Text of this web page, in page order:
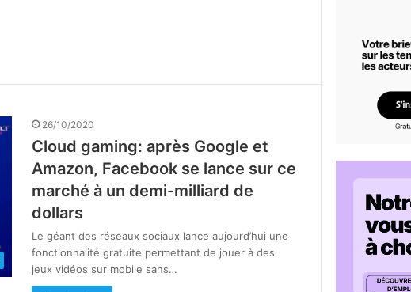
26/10/2020
Cloud gaming: après Google et
Amazon, Facebook se lance sur ce
marché à un demi-milliard de
dollars
Le géant des réseaux sociaux lance aujourd’hui une
fonctionnalité gratuite permettant de jouer à des
jeux vidéos sur mobile sans…